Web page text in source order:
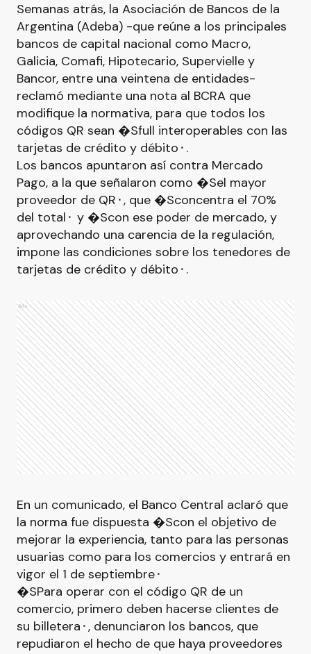
Semanas atrás, la Asociación de Bancos de la
Argentina (Adeba) -que reúne a los principales
bancos de capital nacional como Macro,
Galicia, Comafi, Hipotecario, Supervielle y
Bancor, entre una veintena de entidades-
reclamó mediante una nota al BCRA que
modifique la normativa, para que todos los
códigos QR sean �Sfull interoperables con las
tarjetas de crédito y débito⬝.
Los bancos apuntaron así contra Mercado
Pago, a la que señalaron como �Sel mayor
proveedor de QR⬝, que �Sconcentra el 70%
del total⬝ y �Scon ese poder de mercado, y
aprovechando una carencia de la regulación,
impone las condiciones sobre los tenedores de
tarjetas de crédito y débito⬝.
Ads
En un comunicado, el Banco Central aclaró que
la norma fue dispuesta �Scon el objetivo de
mejorar la experiencia, tanto para las personas
usuarias como para los comercios y entrará en
vigor el 1 de septiembre⬝
�SPara operar con el código QR de un
comercio, primero deben hacerse clientes de
su billetera⬝, denunciaron los bancos, que
repudiaron el hecho de que haya proveedores